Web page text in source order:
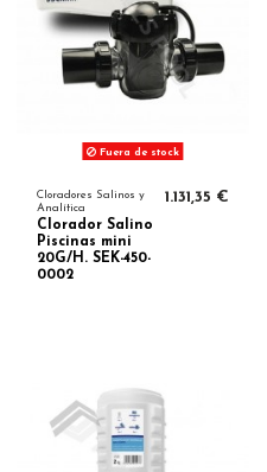
Fuera de stock
Cloradores Salinos y
Analítica
Clorador Salino
Piscinas mini
20G/H. SEK-450-
0002
1.131,35 €